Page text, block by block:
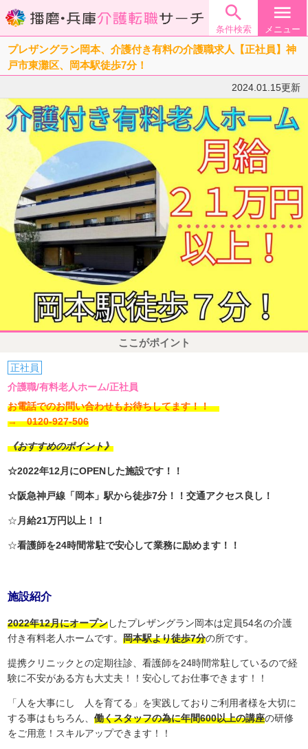

条件検索
menu
メニュー
プレザングラン岡本、介護付き有料の介護職求人【正社員】神
戸市東灘区、岡本駅徒歩7分！
2024.01.15更新
ここがポイント
正社員
介護職/有料老人ホーム/正社員
お電話でのお問い合わせもお待ちしてます！！
→ 0120-927-506
《おすすめのポイント》
☆2022年12月にOPENした施設です！！
☆阪急神戸線「岡本」駅から徒歩7分！！交通アクセス良し！
☆ 月給21万円以上！！
☆看護師を24時間常駐で安心して業務に励めます！！
施設紹介
2022年12月にオープンしたプレザングラン岡本は定員54名の介護
付き有料老人ホームです。岡本駅より徒歩7分の所です。
提携クリニックとの定期往診、看護師を24時間常駐しているので経
験に不安がある方も大丈夫！！安心してお仕事できます！！
「人を大事にし 人を育てる」を実践しておりご利用者様を大切に
する事はもちろん、働くスタッフの為に年間600以上の講座の研修
をご用意！スキルアップできます！！